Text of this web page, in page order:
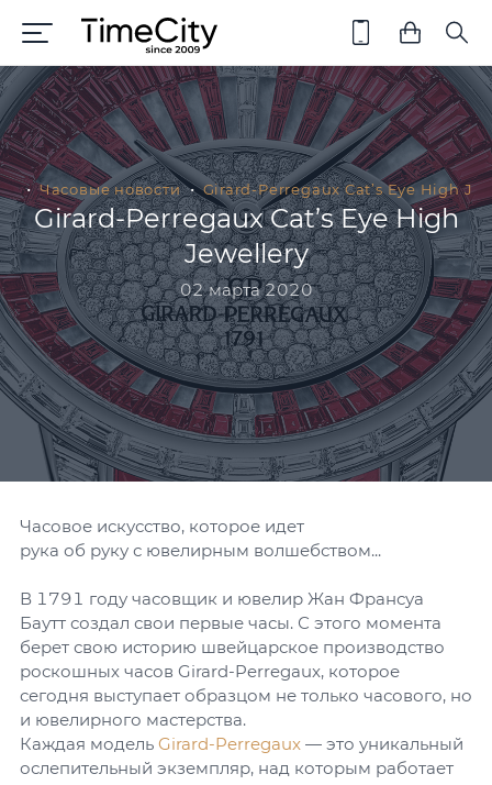
Часовые новости Girard-Perregaux Cat’s Eye High
Girard-Perregaux Cat’s Eye High
Jewellery
02 марта 2020
Часовое искусство, которое идет
рука об руку с ювелирным волшебством...
В 1791 году часовщик и ювелир Жан Франсуа
Баутт создал свои первые часы. С этого момента
берет свою историю швейцарское производство
роскошных часов Girard-Perregaux, которое
сегодня выступает образцом не только часового, но
и ювелирного мастерства.
Каждая модель Girard-Perregaux — это уникальный
ослепительный экземпляр, над которым работает